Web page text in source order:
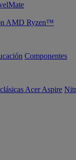
AMD Ryzen™
Componentes
Acer Aspire